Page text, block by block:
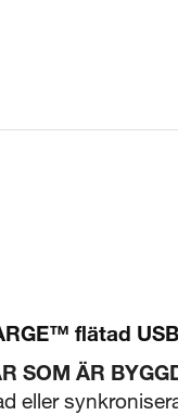
flätad
SOM ÄR
eller